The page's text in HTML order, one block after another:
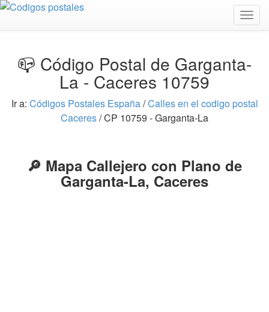
📪 Código Postal de Garganta-
La - Caceres 10759
Ir a: Códigos Postales España/Calles en el codigo postal
Caceres/ CP 10759 - Garganta-La
🔎 Mapa Callejero con Plano de
Garganta-La, Caceres